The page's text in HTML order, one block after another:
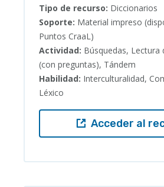
Tipo de recurso: Diccionarios
Soporte: Material impreso
Puntos CraaL)
Actividad: Búsquedas,
(con preguntas), Tándem
Habilidad: Interculturalidad,
Léxico
Acceder al